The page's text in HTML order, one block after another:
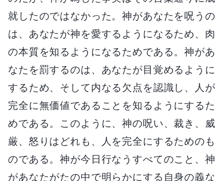
就したのではなかった。神があなたを呪うの
は、あなたが神を愛するようになるため、肉
の本質を知るようになるためである。神があ
なたを罰するのは、あなたが目覚めるように
するため、そして内なる欠点を認識し、人が
完全に無価値であることを知るようにするた
めである。このように、神の呪い、裁き、威
厳、怒りはどれも、人を完全にするためのも
のである。神が今日行なうすべてのこと、神
があなたがたの中で明らかにする自身の義な